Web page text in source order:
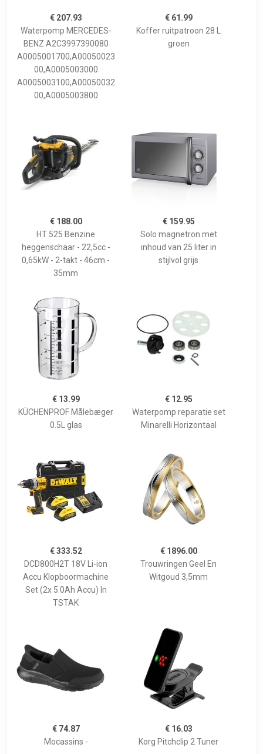
€ 207.93
Waterpomp MERCEDES-
BENZ A2C3997390080
A0005001700,A00050023
00,A0005003000
A0005003100,A00050032
00,A0005003800
€ 61.99
Koffer ruitpatroon 28 L
groen
€ 188.00
HT 525 Benzine
heggenschaar - 22,5cc -
0,65kW - 2-takt - 46cm -
35mm
€ 159.95
Solo magnetron met
inhoud van 25 liter in
stijlvol grijs
€ 13.99
KÜCHENPROF Målebæger
0.5L glas
€ 12.95
Waterpomp reparatie set
Minarelli Horizontaal
€ 333.52
DCD800H2T 18V Li-ion
Accu Klopboormachine
Set (2x 5.0Ah Accu) In
TSTAK
€ 1896.00
Trouwringen Geel En
Witgoud 3,5mm
€ 74.87
Mocassins -
€ 16.03
Korg Pitchclip 2 Tuner